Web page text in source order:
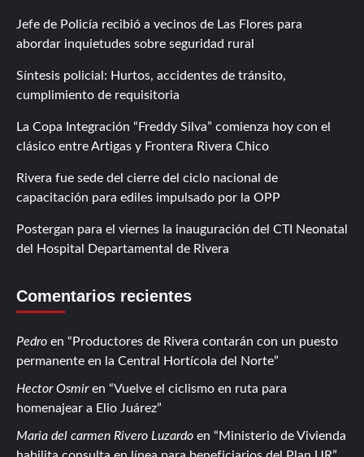
Jefe de Policía recibió a vecinos de Las Flores para
abordar inquietudes sobre seguridad rural
Síntesis policial: Hurtos, accidentes de tránsito,
cumplimiento de requisitoria
La Copa Integración “Freddy Silva” comienza hoy con el
clásico entre Artigas y Frontera Rivera Chico
Rivera fue sede del cierre del ciclo nacional de
capacitación para ediles impulsado por la OPP
Postergan para el viernes la inauguración del CTI Neonatal
del Hospital Departamental de Rivera
Comentarios recientes
Pedro en
Productores de Rivera contarán con un puesto
permanente en la Central Hortícola del Norte
Hector Osmiren
Vuelve el ciclismo en ruta para
homenajear a Elio Juárez
Maria del carmen Rivero Luzardo en
Ministerio de Vivienda